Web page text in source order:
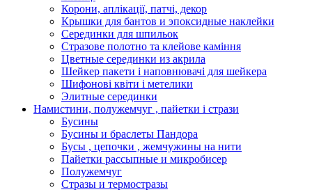
Корони, аплікації, патчі, декор
Крышки для бантов и эпоксидные наклейки
Серединки для шпильок
Стразове полотно та клейове каміння
Цветные серединки из акрила
Шейкер пакети і наповнювачі для шейкера
Шифонові квіти і метелики
Элитные серединки
Намистини, полужемчуг , пайетки і стрази
Бусины
Бусины и браслеты Пандора
Бусы , цепочки , жемчужины на нити
Пайетки рассыпные и микробисер
Полужемчуг
Стразы и термостразы